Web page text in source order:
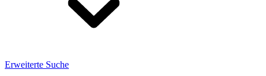
Erweiterte Suche